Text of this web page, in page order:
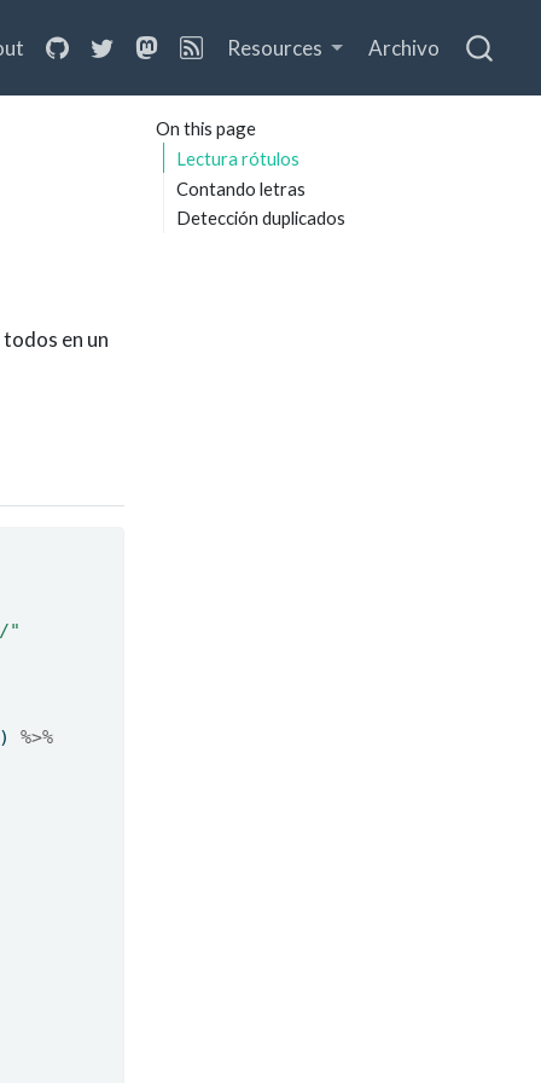
Resources Archivo
On this page
Lectura rótulos
Contando letras
Detección duplicados
en un
"
%>%